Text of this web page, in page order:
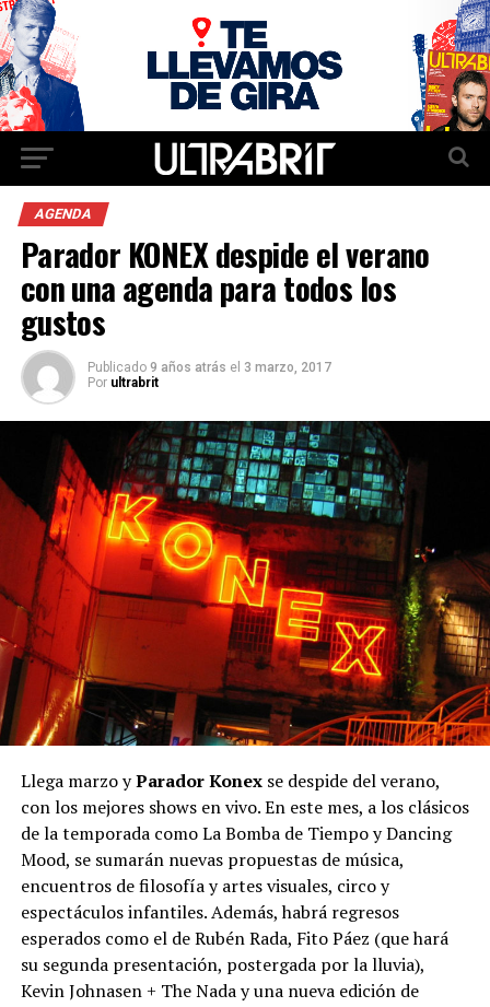
AGENDA
Parador KONEX despide el verano
con una agenda para todos los
gustos
Publicado 9 años atrás el 3 marzo, 2017
Por ultrabrit
Llega marzo yParador Konexse despide del verano,
con los mejores shows en vivo. En este mes, a los clásicos
de la temporada como La Bomba de Tiempo y Dancing
Mood, se sumarán nuevas propuestas de música,
encuentros de filosofía y artes visuales, circo y
espectáculos infantiles. Además, habrá regresos
esperados como el de Rubén Rada, Fito Páez (que hará
su segunda presentación, postergada por la lluvia),
Kevin Johnasen + The Nada y una nueva edición de